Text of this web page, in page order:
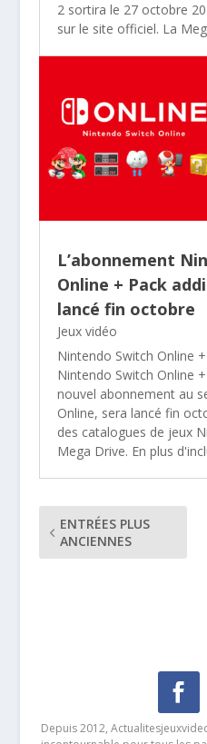
2 sortira le 27 octobre
sur le site officiel. La
L’abonnement
Online + Pack
lancé fin octobre
Jeux vidéo
Nintendo Switch Online
Nintendo Switch Online
nouvel abonnement au
Online, sera lancé fin
des catalogues de jeux
Mega Drive. En plus
ENTRÉES PLUS
ANCIENNES
Depuis 2012,